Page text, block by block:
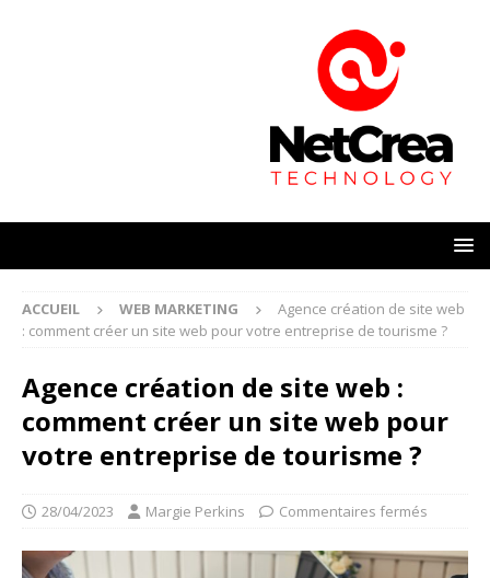
ACCUEIL WEB MARKETING
Agence création de site web
: comment créer un site web pour votre entreprise de tourisme ?
Agence création de site web :
comment créer un site web pour
votre entreprise de tourisme ?
28/04/2023 Margie Perkins Commentaires fermés